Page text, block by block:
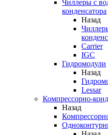
Чиллеры с
конденсатора
Назад
Carrier
IGC
Гидромодули
Назад
Lessar
Компрессорно-
Назад